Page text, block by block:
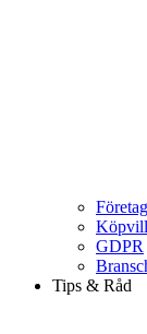
GDPR
Tips & Råd